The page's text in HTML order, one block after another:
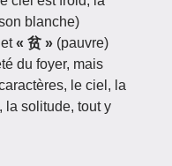
blanche)
« 贫 » (pauvre)
du foyer, mais
le ciel, la
la solitude, tout y